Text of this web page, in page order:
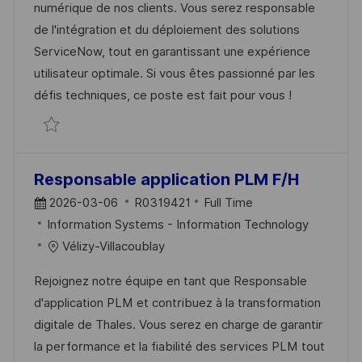
numérique de nos clients. Vous serez responsable
de l'intégration et du déploiement des solutions
ServiceNow, tout en garantissant une expérience
utilisateur optimale. Si vous êtes passionné par les
défis techniques, ce poste est fait pour vous !
Responsable application PLM F/H
2026-03-06 R0319421
Full Time
Information Systems - Information Technology
Vélizy-Villacoublay
Rejoignez notre équipe en tant que Responsable
d'application PLM et contribuez à la transformation
digitale de Thales. Vous serez en charge de garantir
la performance et la fiabilité des services PLM tout